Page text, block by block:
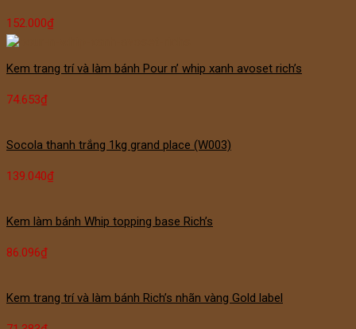
152.000₫
Kem trang trí và làm bánh Pour n’ whip xanh avoset rich’s
74.653₫
Socola thanh trắng 1kg grand place (W003)
139.040₫
Kem làm bánh Whip topping base Rich’s
86.096₫
Kem trang trí và làm bánh Rich’s nhãn vàng Gold label